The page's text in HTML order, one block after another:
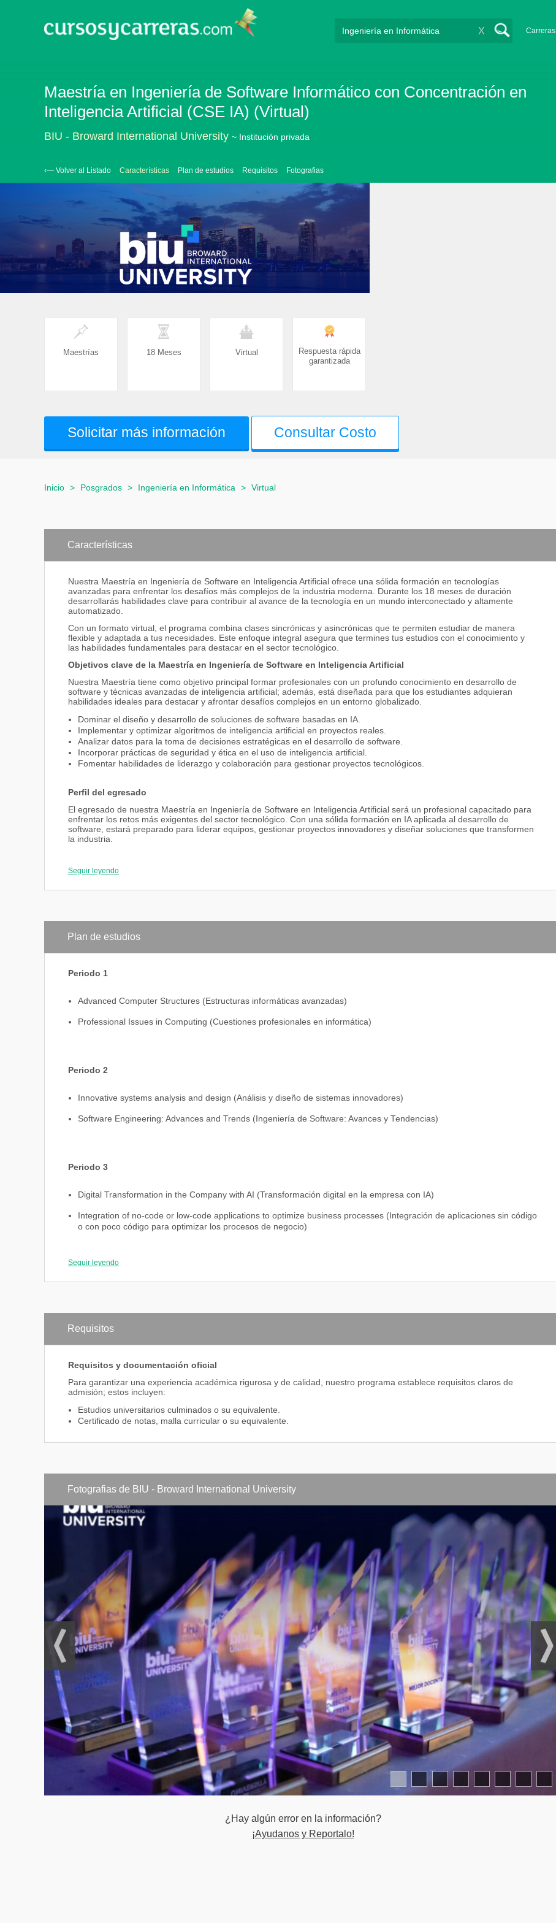
Carreras
X
Maestría en Ingeniería de Software Informático con Concentración en
Inteligencia Artificial (CSE IA) (Virtual)
BIU - Broward International University ~ Institución privada
‹— Volver al Listado Características Plan de estudios Requisitos Fotografias
Maestrías 18 Meses Virtual
Respuesta rápida
garantizada
Solicitar más información Consultar Costo
Inicio > Posgrados > Ingeniería en Informática > Virtual
Características
Nuestra Maestría en Ingeniería de Software en Inteligencia Artificial ofrece una sólida formación en tecnologías
avanzadas para enfrentar los desafíos más complejos de la industria moderna. Durante los 18 meses de duración
desarrollarás habilidades clave para contribuir al avance de la tecnología en un mundo interconectado y altamente
automatizado.
Con un formato virtual, el programa combina clases sincrónicas y asincrónicas que te permiten estudiar de manera
flexible y adaptada a tus necesidades. Este enfoque integral asegura que termines tus estudios con el conocimiento y
las habilidades fundamentales para destacar en el sector tecnológico.
Objetivos clave de la Maestría en Ingeniería de Software en Inteligencia Artificial
Nuestra Maestría tiene como objetivo principal formar profesionales con un profundo conocimiento en desarrollo de
software y técnicas avanzadas de inteligencia artificial; además, está diseñada para que los estudiantes adquieran
habilidades ideales para destacar y afrontar desafíos complejos en un entorno globalizado.
Dominar el diseño y desarrollo de soluciones de software basadas en IA.
Implementar y optimizar algoritmos de inteligencia artificial en proyectos reales.
Analizar datos para la toma de decisiones estratégicas en el desarrollo de software.
Incorporar prácticas de seguridad y ética en el uso de inteligencia artificial.
Fomentar habilidades de liderazgo y colaboración para gestionar proyectos tecnológicos.
Perfil del egresado
El egresado de nuestra Maestría en Ingeniería de Software en Inteligencia Artificial será un profesional capacitado para
enfrentar los retos más exigentes del sector tecnológico. Con una sólida formación en IA aplicada al desarrollo de
software, estará preparado para liderar equipos, gestionar proyectos innovadores y diseñar soluciones que transformen
la industria.
Líder en gestión de proyectos tecnológicos
Competente en análisis y toma de decisiones con datos
Seguir leyendo
Plan de estudios
Periodo 1
Advanced Computer Structures (Estructuras informáticas avanzadas)
Professional Issues in Computing (Cuestiones profesionales en informática)
Periodo 2
Innovative systems analysis and design (Análisis y diseño de sistemas innovadores)
Software Engineering: Advances and Trends (Ingeniería de Software: Avances y Tendencias)
Periodo 3
Digital Transformation in the Company with AI (Transformación digital en la empresa con IA)
Integration of no-code or low-code applications to optimize business processes (Integración de aplicaciones sin código
o con poco código para optimizar los procesos de negocio)
Integrative Project: Application of Artificial Intelligence Tools in Companies (Proyecto integrador: Aplicación de
herramientas de inteligencia artificial en empresas)
Periodo 5
Advanced Database Topics (Temas avanzados sobre bases de datos)
Human-Computer Interaction, and Digital Citizenship (Interacción persona-ordenador y ciudadanía digital)
Thesis (Tesis)
Seguir leyendo
Requisitos
Requisitos y documentación oficial
Para garantizar una experiencia académica rigurosa y de calidad, nuestro programa establece requisitos claros de
admisión; estos incluyen:
Estudios universitarios culminados o su equivalente.
Certificado de notas, malla curricular o su equivalente.
Fotografias de BIU - Broward International University
¿Hay algún error en la información?
¡Ayudanos y Reportalo!